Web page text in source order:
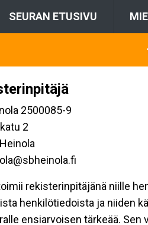
SEURAN ETUSIVU
2500085-9
2
rekisterinpitäjänä niille
henkilötiedoista ja niiden
ensiarvoisen tärkeää.